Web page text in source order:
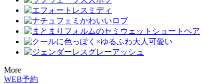
More
WEB予約